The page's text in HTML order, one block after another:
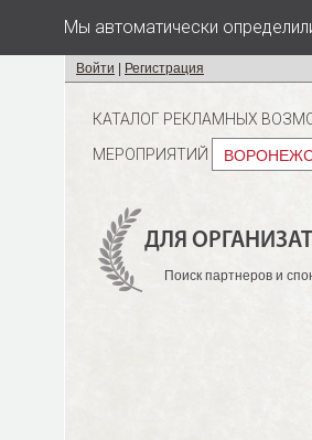
Мы автоматически
Войти Регистрация
КАТАЛОГ РЕКЛАМНЫХ
МЕРОПРИЯТИЙ
ДЛЯ
Поиск партнеров и